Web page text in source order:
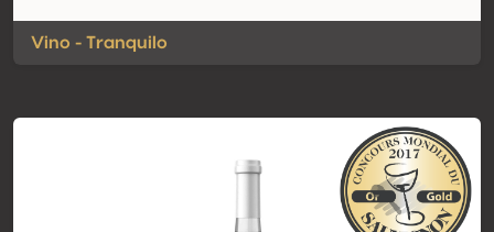
Vino - Tranquilo